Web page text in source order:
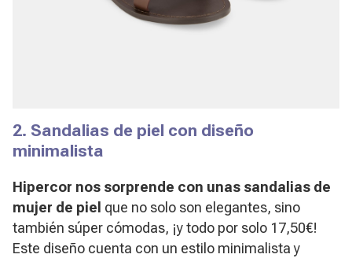
2. Sandalias de piel con diseño
minimalista
Hipercor nos sorprende con unas sandalias de
mujer de piel que no solo son elegantes, sino
también súper cómodas, ¡y todo por solo 17,50€!
Este diseño cuenta con un estilo minimalista y